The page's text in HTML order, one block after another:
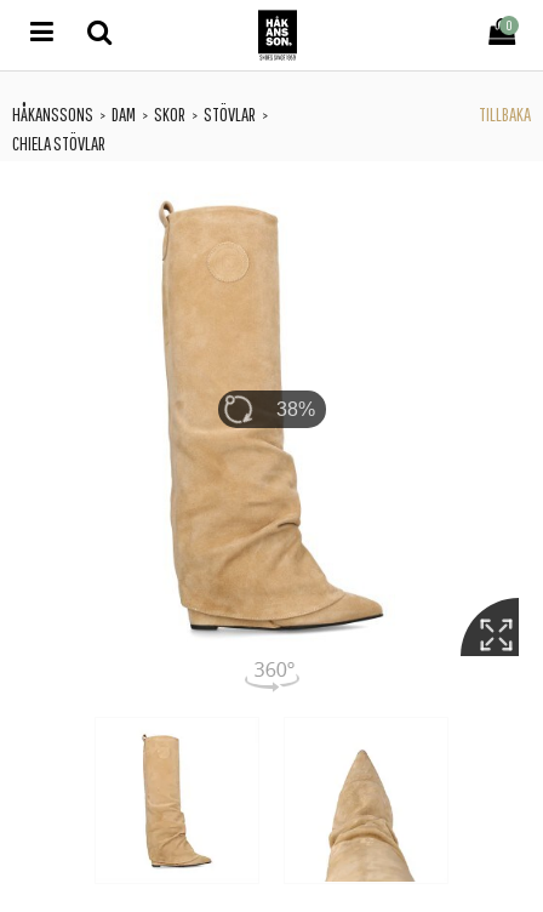
0
HÅKANSSONS > DAM > SKOR > STÖVLAR >
CHIELA STÖVLAR
TILLBAKA
42%